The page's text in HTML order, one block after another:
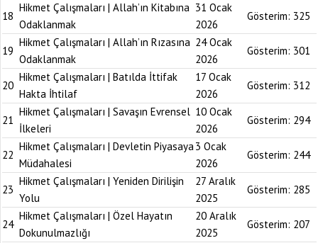
18
Hikmet Çalışmaları | Allah’ın Kitabına
Odaklanmak
31 Ocak
2026
Gösterim: 325
19
Hikmet Çalışmaları | Allah’ın Rızasına
Odaklanmak
24 Ocak
2026
Gösterim: 301
20
Hikmet Çalışmaları | Batılda İttifak
Hakta İhtilaf
17 Ocak
2026
Gösterim: 312
21
Hikmet Çalışmaları | Savaşın Evrensel
İlkeleri
10 Ocak
2026
Gösterim: 294
22
Hikmet Çalışmaları | Devletin Piyasaya
Müdahalesi
3 Ocak
2026
Gösterim: 244
23
Hikmet Çalışmaları | Yeniden Dirilişin
Yolu
27 Aralık
2025
Gösterim: 285
24
Hikmet Çalışmaları | Özel Hayatın
Dokunulmazlığı
20 Aralık
2025
Gösterim: 207